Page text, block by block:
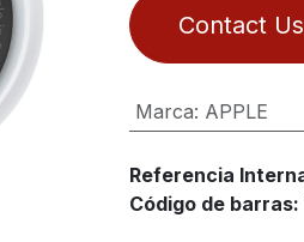
Contact Us
Marca: APPLE
Referencia
Código de barras: